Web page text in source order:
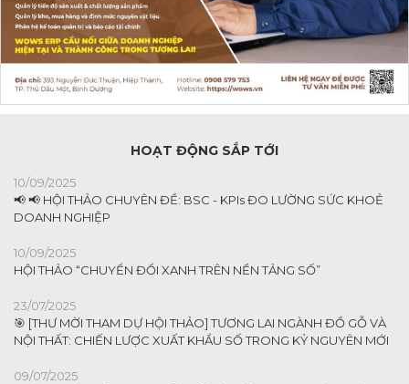
HOẠT ĐỘNG SẮP TỚI
10/09/2025
📢 📢 HỘI THẢO CHUYÊN ĐỀ: BSC - KPIs ĐO LƯỜNG SỨC KHOẺ
DOANH NGHIỆP
10/09/2025
HỘI THẢO “CHUYỂN ĐỔI XANH TRÊN NỀN TẢNG SỐ”
23/07/2025
🎯 [THƯ MỜI THAM DỰ HỘI THẢO] TƯƠNG LAI NGÀNH ĐỒ GỖ VÀ
NỘI THẤT: CHIẾN LƯỢC XUẤT KHẨU SỐ TRONG KỶ NGUYÊN MỚI
09/07/2025